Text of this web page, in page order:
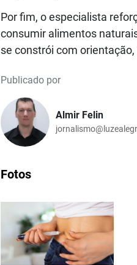
Por fim, o especialista
consumir alimentos
se constrói com
Publicado por
Almir Felin
Fotos